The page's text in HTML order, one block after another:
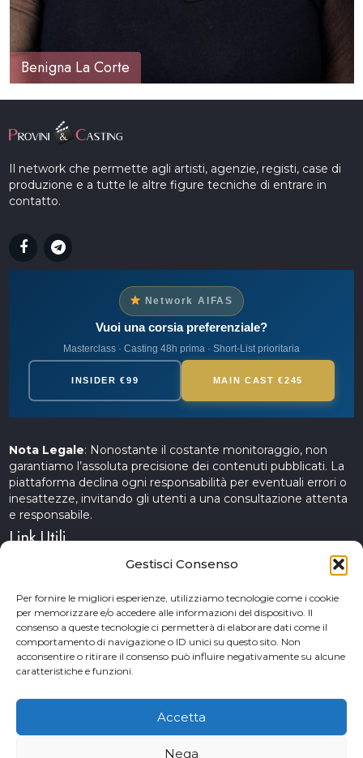
Gestisci Consenso
Per fornire le migliori esperienze, utilizziamo tecnologie come i cookie
per memorizzare e/o accedere alle informazioni del dispositivo. Il
consenso a queste tecnologie ci permetterà di elaborare dati come il
comportamento di navigazione o ID unici su questo sito. Non
acconsentire o ritirare il consenso può influire negativamente su alcune
caratteristiche e funzioni.
Accetta
Nega
Benigna La Corte
Il network che permette agli artisti, agenzie, registi, case di
produzione e a tutte le altre figure tecniche di entrare in
contatto.
Network AIFAS
Vuoi una corsia preferenziale?
Masterclass · Casting 48h prima · Short-List prioritaria
INSIDER €99 MAIN CAST €245
Nota Legale: Nonostante il costante monitoraggio, non
garantiamo l’assoluta precisione dei contenuti pubblicati. La
piattaforma declina ogni responsabilità per eventuali errori o
inesattezze, invitando gli utenti a una consultazione attenta
e responsabile.
Link Utili
Servizi Cinematografici
CercAttori
Accademia Arte e Spettacolo